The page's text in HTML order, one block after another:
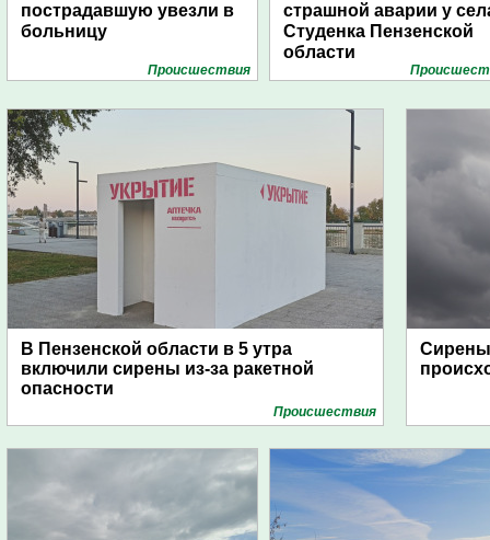
пострадавшую увезли в
больницу
Проиcшествия
страшной аварии у
Студенка Пензенской
области
В Пензенской области в 5 утра
включили сирены из-за ракетной
опасности
Проиcшествия
Сирены